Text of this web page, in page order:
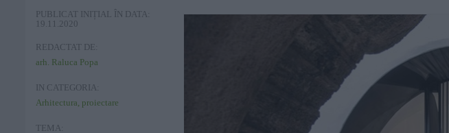
PUBLICAT INIȚIAL ÎN DATA:
19.11.2020
REDACTAT DE:
arh. Raluca Popa
IN CATEGORIA:
Arhitectura, proiectare
TEMA: